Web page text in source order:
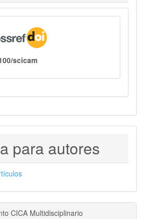
scicam
para autores
CICA Multidisciplinario